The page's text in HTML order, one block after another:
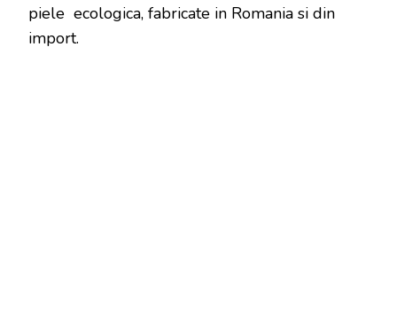
piele ecologica, fabricate in Romania si din
import.